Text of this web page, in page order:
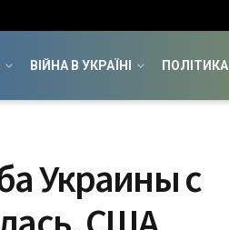
ВІЙНА В УКРАЇНІ ПОЛІТИКА
Украины с